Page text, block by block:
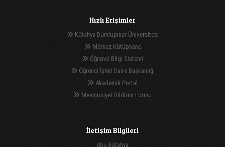
Hızlı Erişimler
Kütahya Dumlupınar Üniversitesi
Merkez Kütüphane
Öğrenci Bilgi Sistemi
Öğrenci İşleri Daire Başkanlığı
Akademik Portal
Memnuniyet Bildirim Formu
İletişim Bilgileri
dpu kütahya